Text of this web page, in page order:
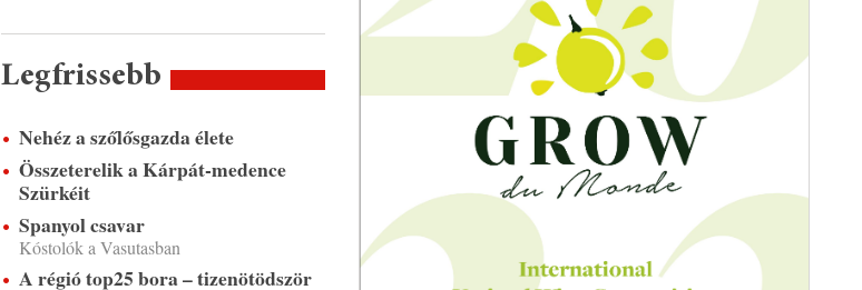
Legfrissebb
Nehéz a szőlősgazda élete
Összeterelik a Kárpát-medence
Szürkéit
Spanyol csavar
Kóstolók a Vasutasban
A régió top25 bora – tizenötödször